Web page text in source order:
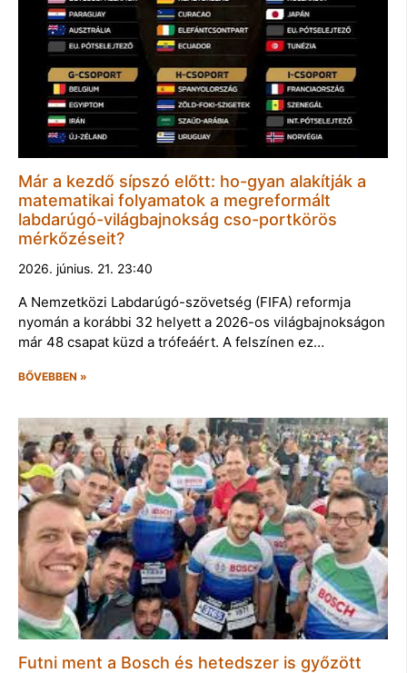
Már a kezdő sípszó előtt: ho-gyan alakítják a
matematikai folyamatok a megreformált
labdarúgó-világbajnokság cso-portkörös
mérkőzéseit?
2026. június. 21. 23:40
A Nemzetközi Labdarúgó-szövetség (FIFA) reformja
nyomán a korábbi 32 helyett a 2026-os világbajnokságon
már 48 csapat küzd a trófeáért. A felszínen ez…
BŐVEBBEN »
Futni ment a Bosch és hetedszer is győzött